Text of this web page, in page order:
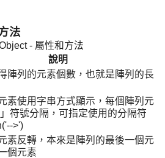
法
- 屬性和方法
說明
陣列的元素個數，也就是陣列的長
素使用字串方式顯示，每個陣列元
符號分隔，可指定使用的分隔符
>')
素反轉，本來是陣列的最後一個元
個元素